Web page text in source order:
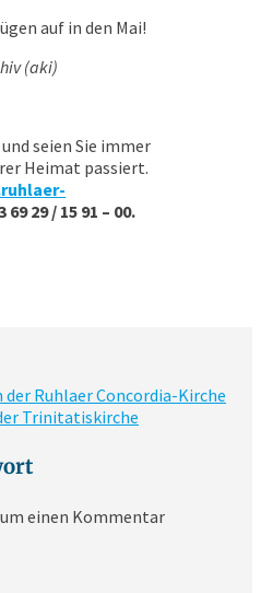
auf in den Mai!
(aki)
seien Sie immer
Heimat passiert.
69 29 / 15 91 – 00.
Ruhlaer Concordia-Kirche
Trinitatiskirche
einen Kommentar